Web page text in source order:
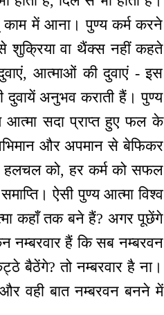
काम में आना। पुण्य कर्म करने
शुक्रिया वा थैंक्स नहीं कहते
दुवाएं, आत्माओं की दुवाएं - इस
दुवायें अनुभव कराती हैं। पुण्य
आत्मा सदा प्राप्त हुए फल के
और अपमान से बेफिकर
हलचल को, हर कर्म को सफल
ऐसी पुण्य आत्मा विश्व
कहाँ तक बने हैं? अगर पूछेंगे
नम्बरवार हैं कि सब नम्बरवन
बैठेंगे? तो नम्बरवार है ना।
वही बात नम्बरवन बनने में